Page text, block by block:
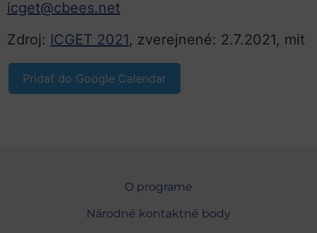
icget@cbees.net
Zdroj: ICGET 2021, zverejnené: 2.7.2021, mit
Pridať do Google Calendar
O programe
Národné kontaktné body